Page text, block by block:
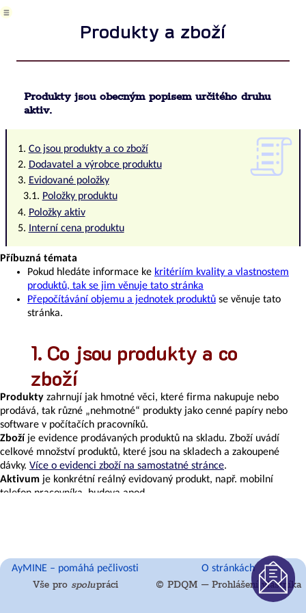
Přepočítat
Přehledy
Produkty
Stav
produktu
jeho
změna
Původ
produktu
AyMINE
Správa
kritérií
kvality
čemu
kvality
fyzických
i
virtuálních
prostor
Personalistika
podpora
–
helpdesk
Produkty a zboží
Produkty jsou obecným popisem určitého druhu
aktiv.
Co jsou produkty a co zboží
Dodavatel a výrobce produktu
Evidované položky
Položky produktu
Položky aktiv
Interní cena produktu
Příbuzná témata
Pokud hledáte informace ke kritériím kvality a vlastnostem
produktů, tak se jim věnuje tato stránka
Přepočítávání objemu a jednotek produktů se věnuje tato
stránka.
Co jsou produkty a co
zboží
Produkty zahrnují jak hmotné věci, které firma nakupuje nebo
prodává, tak různé „nehmotné“ produkty jako cenné papíry nebo
software v počítačích pracovníků.
Zbožíje evidence prodávaných produktů na skladu. Zboží uvádí
celkové množství produktů, které jsou na skladech a zakoupené
dávky. Více o evidenci zboží na samostatné stránce.
Aktivum je konkrétní reálný evidovaný produkt, např. mobilní
telefon pracovníka, budova apod.
podstatě identické produkty, budou evidovány samostatně.
Příklady:
Firma prodávající mobilní jogurty má na skladu 100 jogurtů
jahodových a 100 meruňkových. Jahodové a meruňkové
AyMINE – pomáhá pečlivosti
Vše pro spolupráci
O stránkách
© PDQM – Prohlášení vlastníka